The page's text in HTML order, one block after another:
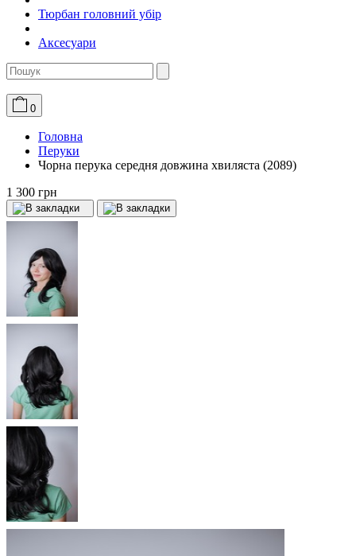
Тюрбан головний убір
Аксесуари
0
Головна
Перуки
Чорна перука середня довжина хвиляста (2089)
1 300 грн